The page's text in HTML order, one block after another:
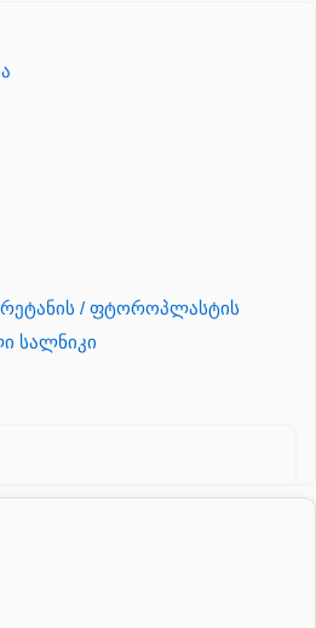
/ ფტოროპლასტის
სალნიკი